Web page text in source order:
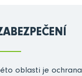
oblasti je ochrana